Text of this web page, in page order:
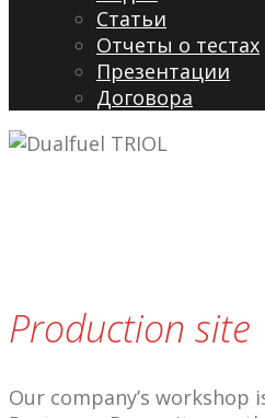
Cтатьи
Отчеты о тестах
Презентации
Договора
Production site
Our company’s workshop